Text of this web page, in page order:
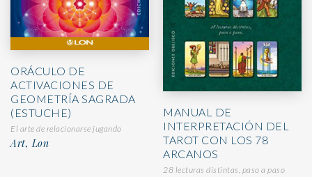
ORÁCULO DE
ACTIVACIONES DE
GEOMETRÍA SAGRADA
(ESTUCHE)
El arte de relacionarse jugando
Art, Lon
MANUAL DE
INTERPRETACIÓN DEL
TAROT CON LOS 78
ARCANOS
28 lecturas distintas, paso a paso